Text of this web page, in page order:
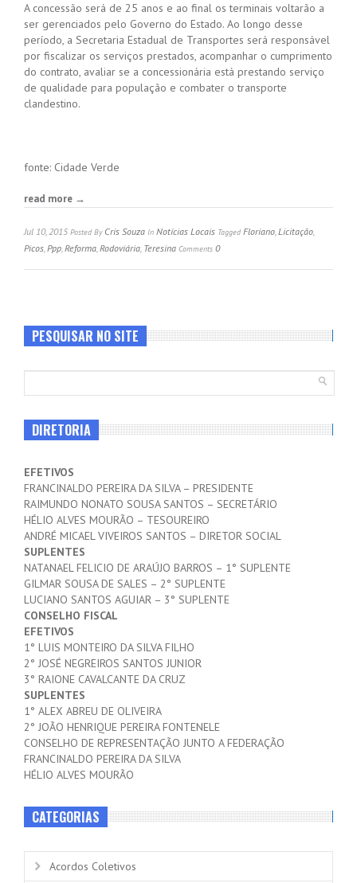
A concessão será de 25 anos e ao final os terminais voltarão a
ser gerenciados pelo Governo do Estado. Ao longo desse
período, a Secretaria Estadual de Transportes será responsável
por fiscalizar os serviços prestados, acompanhar o cumprimento
do contrato, avaliar se a concessionária está prestando serviço
de qualidade para população e combater o transporte
clandestino.
fonte: Cidade Verde
read more →
Jul 10, 2015 Posted By Cris Souza In Notícias Locais Tagged Floriano,Licitação,
Picos,Ppp,Reforma,Rodoviária, Teresina Comments 0
PESQUISAR NO SITE
DIRETORIA
EFETIVOS
FRANCINALDO PEREIRA DA SILVA – PRESIDENTE
RAIMUNDO NONATO SOUSA SANTOS – SECRETÁRIO
HÉLIO ALVES MOURÃO – TESOUREIRO
ANDRÉ MICAEL VIVEIROS SANTOS – DIRETOR SOCIAL
SUPLENTES
NATANAEL FELICIO DE ARAÚJO BARROS – 1° SUPLENTE
GILMAR SOUSA DE SALES – 2° SUPLENTE
LUCIANO SANTOS AGUIAR – 3° SUPLENTE
CONSELHO FISCAL
EFETIVOS
1° LUIS MONTEIRO DA SILVA FILHO
2° JOSÉ NEGREIROS SANTOS JUNIOR
3° RAIONE CAVALCANTE DA CRUZ
SUPLENTES
1° ALEX ABREU DE OLIVEIRA
2° JOÃO HENRIQUE PEREIRA FONTENELE
CONSELHO DE REPRESENTAÇÃO JUNTO A FEDERAÇÃO
FRANCINALDO PEREIRA DA SILVA
HÉLIO ALVES MOURÃO
CATEGORIAS
Acordos Coletivos